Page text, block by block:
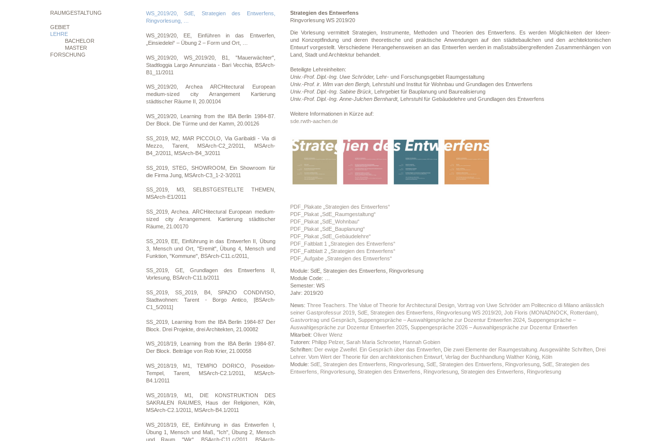
RAUMGESTALTUNG
GEBIET
LEHRE
BACHELOR
MASTER
FORSCHUNG
WS_2019/20, SdE, Strategien des Entwerfens,
Ringvorlesung, …
WS_2019/20, EE, Einführen in das Entwerfen,
„Einsiedelei“ – Übung 2 – Form und Ort, …
WS_2019/20, WS_2019/20, B1, "Mauerwächter",
Stadtloggia Largo Annunziata - Bari Vecchia, BSArch-
B1_11/2011
WS_2019/20, Archea ARCHitectural European
medium-sized city Arrangement Kartierung
städtischer Räume II, 20.00104
WS_2019/20, Learning from the IBA Berlin 1984-87.
Der Block. Die Türme und der Kamm, 20.00126
SS_2019, M2, MAR PICCOLO, Via Garibaldi - Via di
Mezzo, Tarent, MSArch-C2_2/2011, MSArch-
B4_2/2011, MSArch-B4_3/2011
SS_2019, STEG, SHOWROOM, Ein Showroom für
die Firma Jung, MSArch-C3_1-2-3/2011
SS_2019, M3, SELBSTGESTELLTE THEMEN,
MSArch-E1/2011
SS_2019, Archea. ARCHitectural European medium-
sized city Arrangement. Kartierung städtischer
Räume, 21.00170
SS_2019, EE, Einführung in das Entwerfen II, Übung
3, Mensch und Ort, "Eremit", Übung 4, Mensch und
Funktion, "Kommune", BSArch-C11.c/2011,
SS_2019, GE, Grundlagen des Entwerfens II,
Vorlesung, BSArch-C11.b/2011
SS_2019, SS_2019, B4, SPAZIO CONDIVISO,
Stadtwohnen: Tarent - Borgo Antico, [BSArch-
C1_5/2011]
SS_2019, Learning from the IBA Berlin 1984-87 Der
Block. Drei Projekte, drei Architekten, 21.00082
WS_2018/19, Learning from the IBA Berlin 1984-87.
Der Block. Beiträge von Rob Krier, 21.00058
WS_2018/19, M1, TEMPIO DORICO, Poseidon-
Tempel, Tarent, MSArch-C2.1/2011, MSArch-
B4.1/2011
WS_2018/19, M1, DIE KONSTRUKTION DES
SAKRALEN RAUMES, Haus der Religionen, Köln,
MSArch-C2.1/2011, MSArch-B4.1/2011
WS_2018/19, EE, Einführung in das Entwerfen I,
Übung 1, Mensch und Maß, "Ich", Übung 2, Mensch
und Raum, "Wir", BSArch-C11.c/2011, BSArch-
Strategien des Entwerfens
Ringvorlesung WS 2019/20
Die Vorlesung vermittelt Strategien, Instrumente, Methoden und Theorien des Entwerfens. Es werden Möglichkeiten der Ideen-
und Konzeptfindung und deren theoretische und praktische Anwendungen auf den städtebaulichen und den architektonischen
Entwurf vorgestellt. Verschiedene Herangehensweisen an das Entwerfen werden in maßstabsübergreifenden Zusammenhängen von
Land, Stadt und Architektur behandelt.
Beteiligte Lehreinheiten:
Univ.-Prof. Dipl.-Ing. Uwe Schröder, Lehr- und Forschungsgebiet Raumgestaltung
Univ.-Prof. ir. Wim van den Bergh, Lehrstuhl und Institut für Wohnbau und Grundlagen des Entwerfens
Univ.-Prof. Dipl.-Ing. Sabine Brück, Lehrgebiet für Bauplanung und Baurealisierung
Univ.-Prof. Dipl.-Ing. Anne-Julchen Bernhardt, Lehrstuhl für Gebäudelehre und Grundlagen des Entwerfens
Weitere Informationen in Kürze auf:
sde.rwth-aachen.de
PDF_Plakate „Strategien des Entwerfens“
PDF_Plakat „SdE_Raumgestaltung“
PDF_Plakat „SdE_Wohnbau“
PDF_Plakat „SdE_Bauplanung“
PDF_Plakat „SdE_Gebäudelehre“
PDF_Faltblatt 1 „Strategien des Entwerfens“
PDF_Faltblatt 2 „Strategien des Entwerfens“
PDF_Aufgabe „Strategien des Entwerfens“
Module: SdE, Strategien des Entwerfens, Ringvorlesung
Module Code: …
Semester: WS
Jahr: 2019/20
News: Three Teachers. The Value of Theorie for Architectural Design, Vortrag von Uwe Schröder am Politecnico di Milano anlässlich
seiner Gastprofessur 2019, SdE, Strategien des Entwerfens, Ringvorlesung WS 2019/20, Job Floris (MONADNOCK, Rotterdam),
Gastvortrag und Gespräch, Suppengespräche – Auswahlgespräche zur Dozentur Entwerfen 2024, Suppengespräche –
Auswahlgespräche zur Dozentur Entwerfen 2025, Suppengespräche 2026 – Auswahlgespräche zur Dozentur Entwerfen
Mitarbeit: Oliver Wenz
Tutoren: Philipp Pelzer, Sarah Maria Schroeter, Hannah Gobien
Schriften: Der ewige Zweifel. Ein Gespräch über das Entwerfen, Die zwei Elemente der Raumgestaltung. Ausgewählte Schriften, Drei
Lehrer. Vom Wert der Theorie für den architektonischen Entwurf, Verlag der Buchhandlung Walther König, Köln
Module: SdE, Strategien des Entwerfens, Ringvorlesung, SdE, Strategien des Entwerfens, Ringvorlesung, SdE, Strategien des
Entwerfens, Ringvorlesung, Strategien des Entwerfens, Ringvorlesung, Strategien des Entwerfens, Ringvorlesung